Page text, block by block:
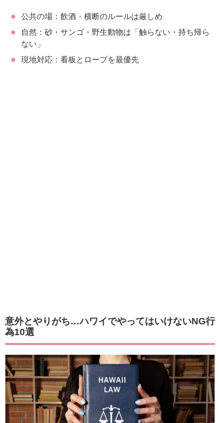
公共の場：飲酒・横断のルールは厳しめ
自然：砂・サンゴ・野生動物は「触らない・持ち帰ら
ない」
現地対応：看板とロープを最優先
意外とやりがち…ハワイでやってはいけないNG行
為10選